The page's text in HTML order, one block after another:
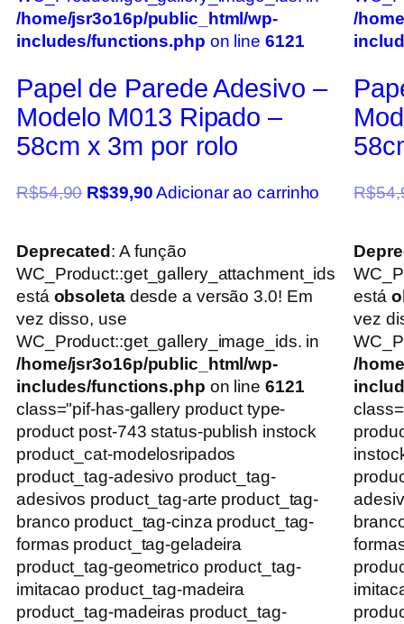
/home/jsr3o16p/public_html/wp-
includes/functions.php on line 6121
Papel de Parede Adesivo –
Modelo M013 Ripado –
58cm x 3m por rolo
R$54,90 R$39,90 Adicionar ao carrinho
/
R$
Deprecated : A função
WC_Product::get_gallery_attachment_ids
está obsoletadesde a versão 3.0! Em
vez disso, use
WC_Product::get_gallery_image_ids. in
/home/jsr3o16p/public_html/wp-
includes/functions.php on line 6121
class="pif-has-gallery product type-
product post-743 status-publish instock
product_cat-modelosripados
product_tag-adesivo product_tag-
adesivos product_tag-arte product_tag-
branco product_tag-cinza product_tag-
formas product_tag-geladeira
product_tag-geometrico product_tag-
imitacao product_tag-madeira
product_tag-madeiras product_tag-
está
vez
/